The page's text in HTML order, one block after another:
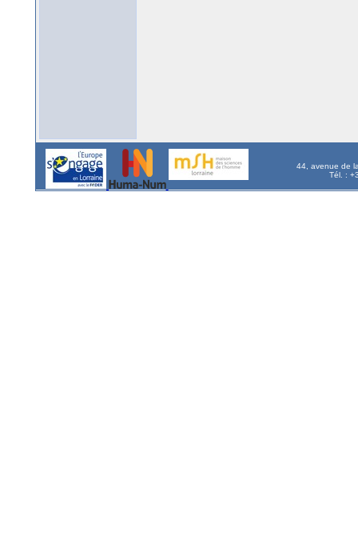
44, avenue de
Tél. :